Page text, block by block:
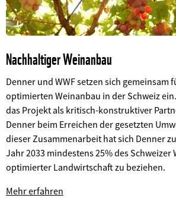
Nachhaltiger Weinanbau
Denner und WWF setzen sich gemeinsam
optimierten Weinanbau in der Schweiz
das Projekt als kritisch-konstruktiver
Denner beim Erreichen der gesetzten
dieser Zusammenarbeit hat sich Denner
Jahr 2033 mindestens 25% des Schweizer
optimierter Landwirtschaft zu beziehen.
Mehr erfahren